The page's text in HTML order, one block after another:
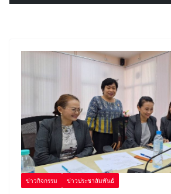
ข่าวกิจกรรม ข่าวประชาสัมพันธ์